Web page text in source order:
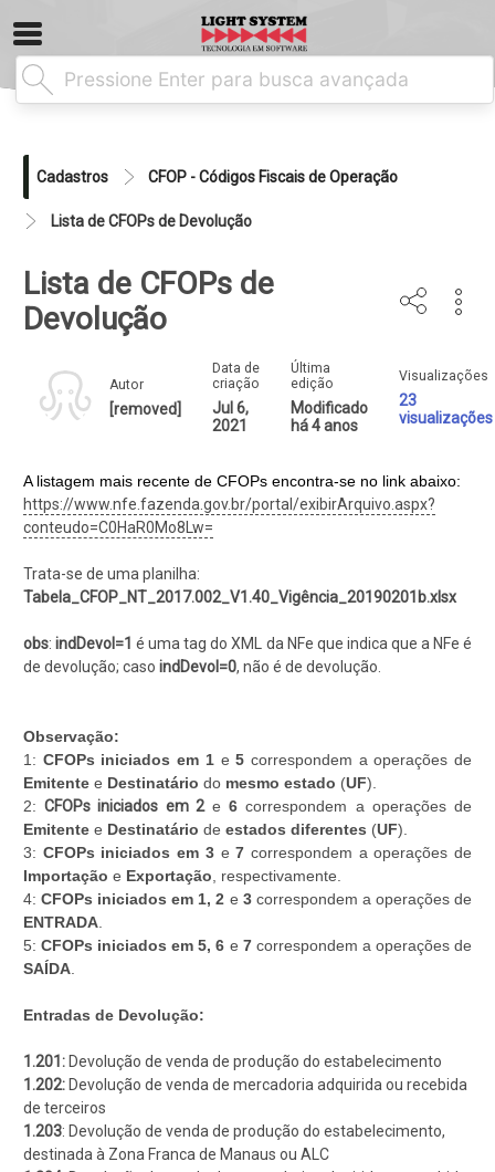
Cadastros CFOP - Códigos Fiscais de Operação
Lista de CFOPs de Devolução
Lista de CFOPs de
Devolução
Autor
[removed]
Data de
criação
Jul 6,
2021
Última
edição
Modificado
há 4 anos
Visualizações
23
visualizações
A listagem mais recente de CFOPs encontra-se no link abaixo:
https://www.nfe.fazenda.gov.br/portal/exibirArquivo.aspx?
conteudo=C0HaR0Mo8Lw=
Trata-se de uma planilha:
Tabela_CFOP_NT_2017.002_V1.40_Vigência_20190201b.xlsx
obs:indDevol=1 é uma tag do XML da NFe que indica que a NFe é
de devolução; caso indDevol=0, não é de devolução.
Observação:
1: CFOPs iniciados em 1 e 5 correspondem a operações de
Emitente e Destinatário do mesmo estado (UF).
2:CFOPs iniciados em 2 e 6 correspondem a operações de
Emitente e Destinatário de estados diferentes (UF).
3: CFOPs iniciados em 3 e 7 correspondem a operações de
Importação e Exportação , respectivamente.
4:CFOPs iniciados em 1, 2 e 3correspondem a operações de
ENTRADA
5:CFOPs iniciados em 5, 6 e 7correspondem a operações de
SAÍDA
Entradas de Devolução:
1.201:Devolução de venda de produção do estabelecimento
1.202:Devolução de venda de mercadoria adquirida ou recebida
de terceiros
1.203: Devolução de venda de produção do estabelecimento,
destinada à Zona Franca de Manaus ou ALC